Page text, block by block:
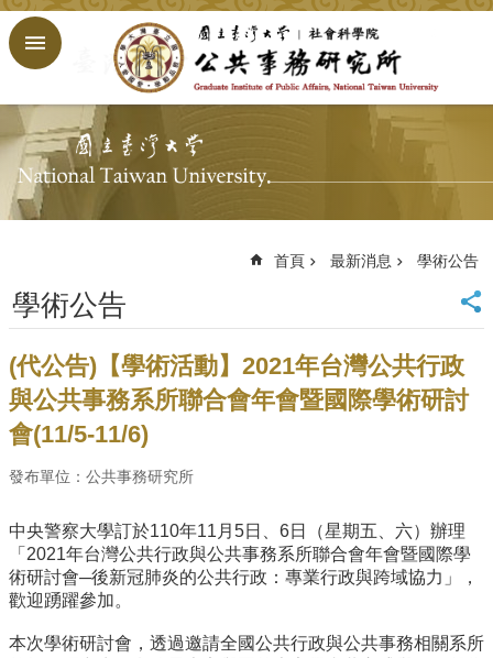
跳到主要內容區塊
搜
尋
回
首
頁
頁
站
導
覽
English
公
所
簡
介
公
事
首頁 最新消息 學術公告
學術公告
(代公告)【學術活動】2021年台灣公共行政
與公共事務系所聯合會年會暨國際學術研討
會(11/5-11/6)
發布單位：公共事務研究所
中央警察大學訂於110年11月5日、6日（星期五、六）辦理
「2021年台灣公共行政與公共事務系所聯合會年會暨國際學
術研討會─後新冠肺炎的公共行政：專業行政與跨域協力」，
歡迎踴躍參加。
本次學術研討會，透過邀請全國公共行政與公共事務相關系所